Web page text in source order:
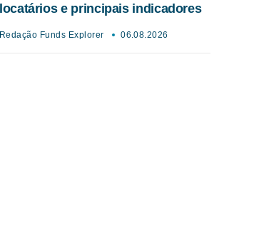
locatários e principais indicadores
Redação Funds Explorer 06.08.2026